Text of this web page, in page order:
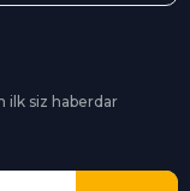
ilk siz haberdar